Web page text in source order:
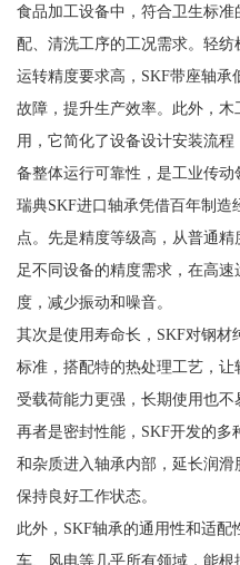
食品加工设备中，符合卫生标
配、清洗工序的工况需求。轻
运转精度要求高，SKF带座轴
故障，提升生产效率。此外，
用，它简化了设备设计安装流
备整体运行可靠性，是工业传动
瑞典SKF进口轴承凭借百年制
点。先是精度等级高，从普通
足不同设备的精度需求，在高
度，减少振动和噪音。
其次是使用寿命长，SKF对钢
标准，搭配特的热处理工艺，
受载荷能力更强，长期使用也不
再者是密封性能，SKF开发的
和杂质进入轴承内部，延长润
保持良好工作状态。
此外，SKF轴承的通用性和适
车、风电等几乎所有领域，能根